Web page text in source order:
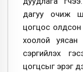
дагуу очиж
цогцос
хоолой уясан
сэргийлэх
цогцсыг эрэг